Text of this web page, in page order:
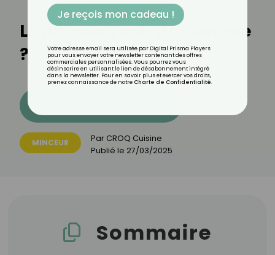
Le pruneau est-il calorique
?
MINCEUR Par CROQ Cuisine
Publié le 27/03/2025
Sommaire
Je reçois mon cadeau !
Votre adresse email sera utilisée par Digital Prisma Players
pour vous envoyer votre newsletter contenant des offres
commerciales personnalisées. Vous pourrez vous
désinscrire en utilisant le lien de désabonnement intégré
dans la newsletter. Pour en savoir plus et exercer vos droits,
prenez connaissance de notre Charte de Confidentialité.